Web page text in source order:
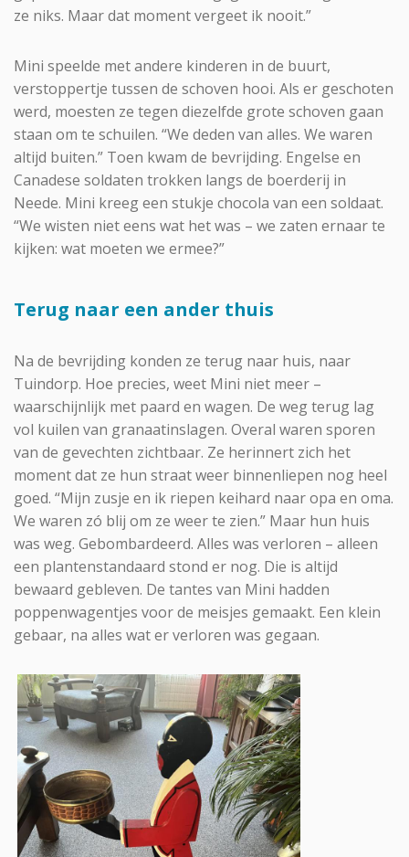
ze niks. Maar dat moment vergeet ik nooit.”
Mini speelde met andere kinderen in de buurt,
verstoppertje tussen de schoven hooi. Als er geschoten
werd, moesten ze tegen diezelfde grote schoven gaan
staan om te schuilen. “We deden van alles. We waren
altijd buiten.” Toen kwam de bevrijding. Engelse en
Canadese soldaten trokken langs de boerderij in
Neede. Mini kreeg een stukje chocola van een soldaat.
“We wisten niet eens wat het was – we zaten ernaar te
kijken: wat moeten we ermee?”
Terug naar een ander thuis
Na de bevrijding konden ze terug naar huis, naar
Tuindorp. Hoe precies, weet Mini niet meer –
waarschijnlijk met paard en wagen. De weg terug lag
vol kuilen van granaatinslagen. Overal waren sporen
van de gevechten zichtbaar. Ze herinnert zich het
moment dat ze hun straat weer binnenliepen nog heel
goed. “Mijn zusje en ik riepen keihard naar opa en oma.
We waren zó blij om ze weer te zien.” Maar hun huis
was weg. Gebombardeerd. Alles was verloren – alleen
een plantenstandaard stond er nog. Die is altijd
bewaard gebleven. De tantes van Mini hadden
poppenwagentjes voor de meisjes gemaakt. Een klein
gebaar, na alles wat er verloren was gegaan.